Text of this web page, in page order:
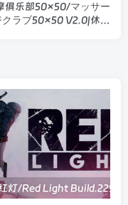
俱乐部50×50/マッサー
クラブ50×50 V2.0|休闲